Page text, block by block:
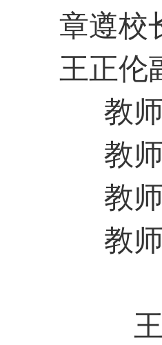
章遵校
王正伦
教
教
教
教